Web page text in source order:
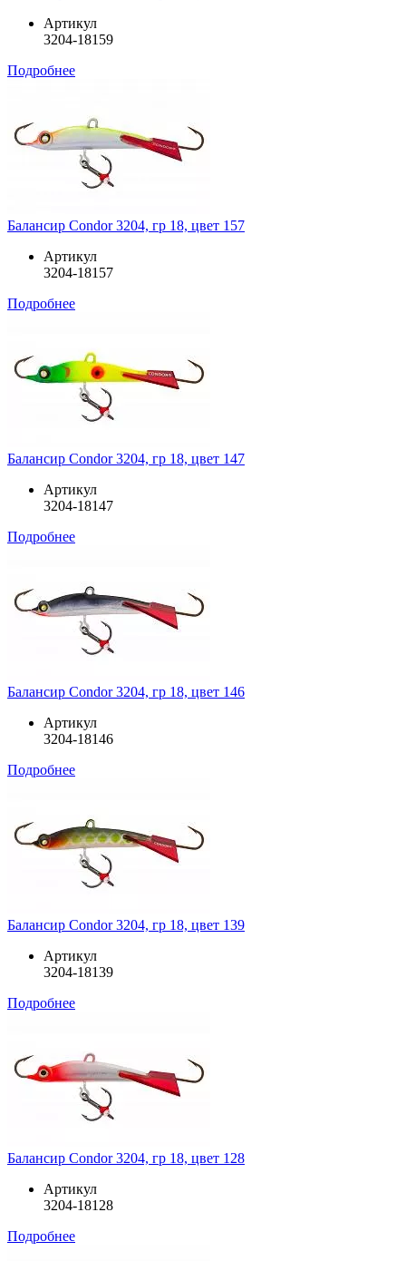
Артикул
3204-18159
Подробнее
Балансир Condor 3204, гр 18, цвет 157
Артикул
3204-18157
Подробнее
Балансир Condor 3204, гр 18, цвет 147
Артикул
3204-18147
Подробнее
Балансир Condor 3204, гр 18, цвет 146
Артикул
3204-18146
Подробнее
Балансир Condor 3204, гр 18, цвет 139
Артикул
3204-18139
Подробнее
Балансир Condor 3204, гр 18, цвет 128
Артикул
3204-18128
Подробнее